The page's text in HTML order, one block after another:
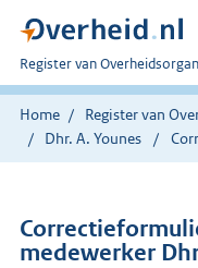
U
bent
nu
hier:
Register van
Home Register van
Dhr. A. Younes
medewerker